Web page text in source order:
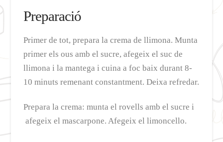
Preparació
Primer de tot, prepara la crema de llimona. Munta
primer els ous amb el sucre, afegeix el suc de
llimona i la mantega i cuina a foc baix durant 8-
10 minuts remenant constantment. Deixa refredar.
Prepara la crema: munta el rovells amb el sucre i
afegeix el mascarpone. Afegeix el limoncello.